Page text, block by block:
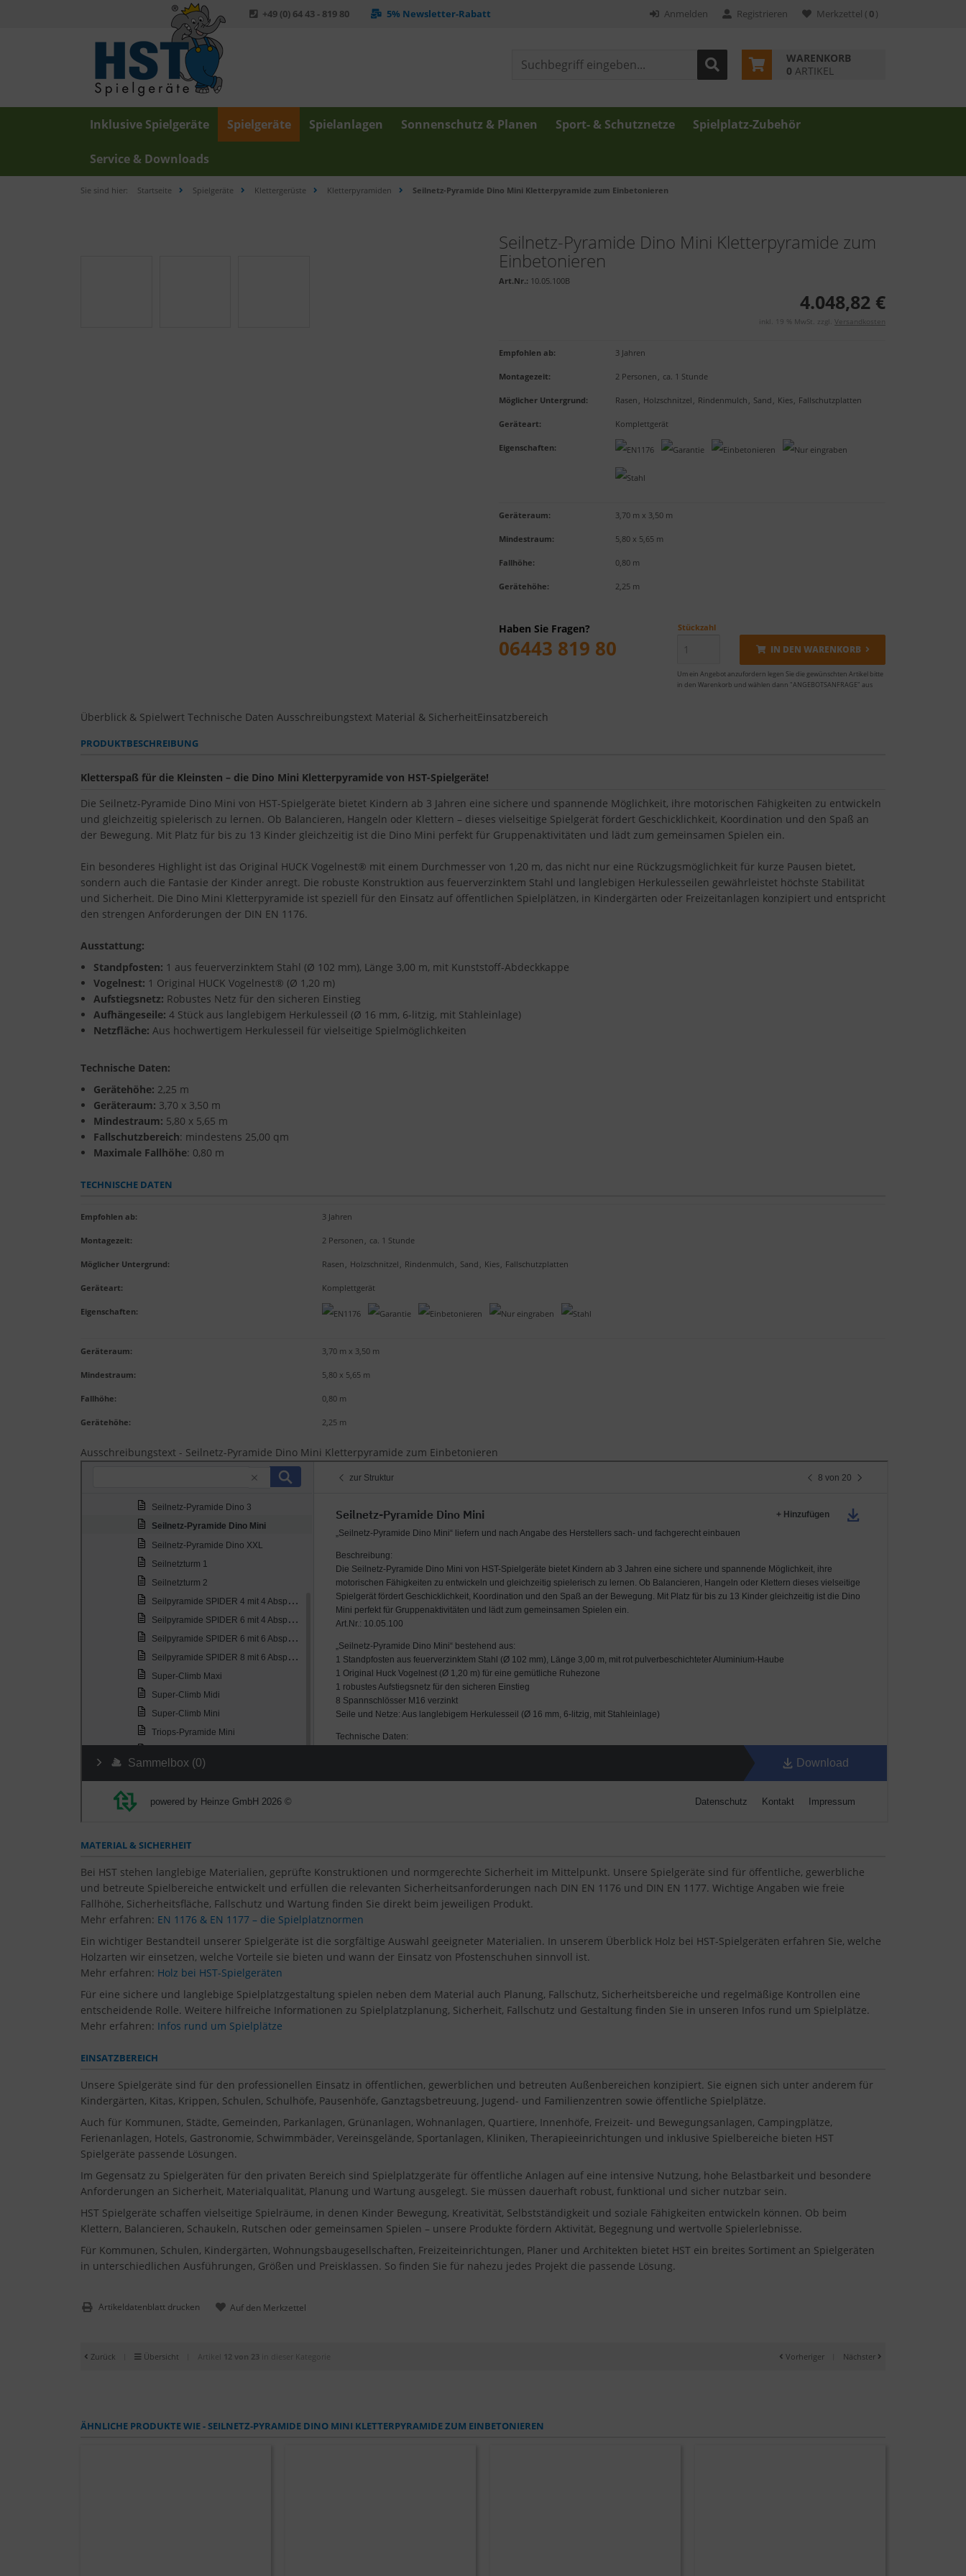
+49 (0) 64 43 - 819 80 5% Newsletter-Rabatt Merkzettel ( 0)
Registrieren
Anmelden
WARENKORB
0 ARTIKEL
Inklusive Spielgeräte Spielgeräte Spielanlagen Sonnenschutz & Planen Sport- & Schutznetze Spielplatz-Zubehör
Service & Downloads
Sie sind hier: Startseite Spielgeräte Klettergerüste Kletterpyramiden Seilnetz-Pyramide Dino Mini Kletterpyramide zum Einbetonieren
Seilnetz-Pyramide Dino Mini Kletterpyramide zum
Einbetonieren
Art.Nr.: 10.05.100B
4.048,82 €
inkl. 19 % MwSt. zzgl. Versandkosten
Empfohlen ab: 3 Jahren
Montagezeit: 2 Personen , ca. 1 Stunde
Möglicher Untergrund: Rasen , Holzschnitzel , Rindenmulch , Sand , Kies, Fallschutzplatten
Geräteart: Komplettgerät
Eigenschaften:
Geräteraum: 3,70 m x 3,50 m
Mindestraum: 5,80 x 5,65 m
Fallhöhe: 0,80 m
Gerätehöhe: 2,25 m
Stückzahl
IN DEN WARENKORB
Um ein Angebot anzufordern legen Sie die gewünschten Artikel bitte
in den Warenkorb und wählen dann "ANGEBOTSANFRAGE" aus
Haben Sie Fragen?
06443 819 80
Überblick & Spielwert Technische Daten Ausschreibungstext Material & SicherheitEinsatzbereich
PRODUKTBESCHREIBUNG
Kletterspaß für die Kleinsten – die Dino Mini Kletterpyramide von HST-Spielgeräte!
Die Seilnetz-Pyramide Dino Mini von HST-Spielgeräte bietet Kindern ab 3 Jahren eine sichere und spannende Möglichkeit, ihre motorischen Fähigkeiten zu entwickeln
und gleichzeitig spielerisch zu lernen. Ob Balancieren, Hangeln oder Klettern – dieses vielseitige Spielgerät fördert Geschicklichkeit, Koordination und den Spaß an
der Bewegung. Mit Platz für bis zu 13 Kinder gleichzeitig ist die Dino Mini perfekt für Gruppenaktivitäten und lädt zum gemeinsamen Spielen ein.
Ein besonderes Highlight ist das Original HUCK Vogelnest® mit einem Durchmesser von 1,20 m, das nicht nur eine Rückzugsmöglichkeit für kurze Pausen bietet,
sondern auch die Fantasie der Kinder anregt. Die robuste Konstruktion aus feuerverzinktem Stahl und langlebigen Herkulesseilen gewährleistet höchste Stabilität
und Sicherheit. Die Dino Mini Kletterpyramide ist speziell für den Einsatz auf öffentlichen Spielplätzen, in Kindergärten oder Freizeitanlagen konzipiert und entspricht
den strengen Anforderungen der DIN EN 1176.
Ausstattung:
Standpfosten: 1 aus feuerverzinktem Stahl (Ø 102 mm), Länge 3,00 m, mit Kunststoff-Abdeckkappe
Vogelnest: 1 Original HUCK Vogelnest® (Ø 1,20 m)
Aufstiegsnetz: Robustes Netz für den sicheren Einstieg
Aufhängeseile: 4 Stück aus langlebigem Herkulesseil (Ø 16 mm, 6-litzig, mit Stahleinlage)
Netzfläche: Aus hochwertigem Herkulesseil für vielseitige Spielmöglichkeiten
Technische Daten:
Gerätehöhe: 2,25 m
Geräteraum: 3,70 x 3,50 m
Mindestraum: 5,80 x 5,65 m
Fallschutzbereich: mindestens 25,00 qm
Maximale Fallhöhe: 0,80 m
TECHNISCHE DATEN
Empfohlen ab: 3 Jahren
Montagezeit: 2 Personen , ca. 1 Stunde
Möglicher Untergrund: Rasen , Holzschnitzel , Rindenmulch , Sand , Kies, Fallschutzplatten
Geräteart: Komplettgerät
Eigenschaften:
Geräteraum: 3,70 m x 3,50 m
Mindestraum: 5,80 x 5,65 m
Fallhöhe: 0,80 m
Gerätehöhe: 2,25 m
Ausschreibungstext - Seilnetz-Pyramide Dino Mini Kletterpyramide zum Einbetonieren
MATERIAL & SICHERHEIT
Bei HST stehen langlebige Materialien, geprüfte Konstruktionen und normgerechte Sicherheit im Mittelpunkt. Unsere Spielgeräte sind für öffentliche, gewerbliche
und betreute Spielbereiche entwickelt und erfüllen die relevanten Sicherheitsanforderungen nach DIN EN 1176 und DIN EN 1177. Wichtige Angaben wie freie
Fallhöhe, Sicherheitsfläche, Fallschutz und Wartung finden Sie direkt beim jeweiligen Produkt.
Mehr erfahren: EN 1176 & EN 1177 – die Spielplatznormen
Ein wichtiger Bestandteil unserer Spielgeräte ist die sorgfältige Auswahl geeigneter Materialien. In unserem Überblick Holz bei HST-Spielgeräten erfahren Sie, welche
Holzarten wir einsetzen, welche Vorteile sie bieten und wann der Einsatz von Pfostenschuhen sinnvoll ist.
Mehr erfahren: Holz bei HST-Spielgeräten
Für eine sichere und langlebige Spielplatzgestaltung spielen neben dem Material auch Planung, Fallschutz, Sicherheitsbereiche und regelmäßige Kontrollen eine
entscheidende Rolle. Weitere hilfreiche Informationen zu Spielplatzplanung, Sicherheit, Fallschutz und Gestaltung finden Sie in unseren Infos rund um Spielplätze.
Mehr erfahren: Infos rund um Spielplätze
EINSATZBEREICH
Unsere Spielgeräte sind für den professionellen Einsatz in öffentlichen, gewerblichen und betreuten Außenbereichen konzipiert. Sie eignen sich unter anderem für
Kindergärten, Kitas, Krippen, Schulen, Schulhöfe, Pausenhöfe, Ganztagsbetreuung, Jugend- und Familienzentren sowie öffentliche Spielplätze.
Auch für Kommunen, Städte, Gemeinden, Parkanlagen, Grünanlagen, Wohnanlagen, Quartiere, Innenhöfe, Freizeit- und Bewegungsanlagen, Campingplätze,
Ferienanlagen, Hotels, Gastronomie, Schwimmbäder, Vereinsgelände, Sportanlagen, Kliniken, Therapieeinrichtungen und inklusive Spielbereiche bieten HST
Spielgeräte passende Lösungen.
Im Gegensatz zu Spielgeräten für den privaten Bereich sind Spielplatzgeräte für öffentliche Anlagen auf eine intensive Nutzung, hohe Belastbarkeit und besondere
Anforderungen an Sicherheit, Materialqualität, Planung und Wartung ausgelegt. Sie müssen dauerhaft robust, funktional und sicher nutzbar sein.
HST Spielgeräte schaffen vielseitige Spielräume, in denen Kinder Bewegung, Kreativität, Selbstständigkeit und soziale Fähigkeiten entwickeln können. Ob beim
Klettern, Balancieren, Schaukeln, Rutschen oder gemeinsamen Spielen – unsere Produkte fördern Aktivität, Begegnung und wertvolle Spielerlebnisse.
Für Kommunen, Schulen, Kindergärten, Wohnungsbaugesellschaften, Freizeiteinrichtungen, Planer und Architekten bietet HST ein breites Sortiment an Spielgeräten
in unterschiedlichen Ausführungen, Größen und Preisklassen. So finden Sie für nahezu jedes Projekt die passende Lösung.
Artikeldatenblatt drucken
Zurück Übersicht Artikel 12 von 23 in dieser Kategorie Vorheriger Nächster
ÄHNLICHE PRODUKTE WIE - SEILNETZ-PYRAMIDE DINO MINI KLETTERPYRAMIDE ZUM EINBETONIEREN